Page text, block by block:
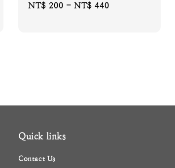
Regular
NT$ 200 -NT$ 440
Quick links
Contact Us